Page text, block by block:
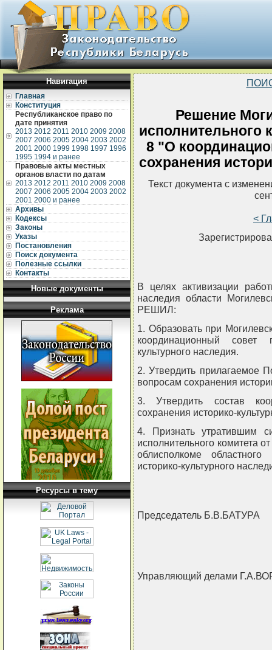
Навигация
Главная
Конституция
Республиканское право по
дате принятия
2013 2012 2011 2010 2009 2008
2007 2006 2005 2004 2003 2002
2001 2000 1999 1998 1997 1996
1995 1994 и ранее
Правовые акты местных
органов власти по датам
2013 2012 2011 2010 2009 2008
2007 2006 2005 2004 2003 2002
2001 2000 и ранее
Архивы
Кодексы
Законы
Указы
Постановления
Поиск документа
Полезные ссылки
Контакты
Новые документы
Реклама
Ресурсы в тему
Решение
исполнительного
8 "О
сохранения
Текст документа с
<
В целях активизации
наследия области
РЕШИЛ:
1. Образовать при
координационный совет
культурного наследия.
2. Утвердить прилагаемое
вопросам сохранения
3. Утвердить состав
сохранения историко-
4. Признать утратившим
исполнительного комитета
облисполкоме
историко-культурного
Председатель Б.В.БАТУРА
Управляющий делами